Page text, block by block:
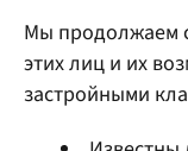
Мы продолжаем
этих лиц и их
застройными